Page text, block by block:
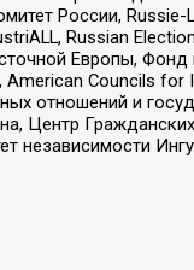
России, Russie-
Russian
Европы, Фонд
Councils for
отношений и
Центр
независимости